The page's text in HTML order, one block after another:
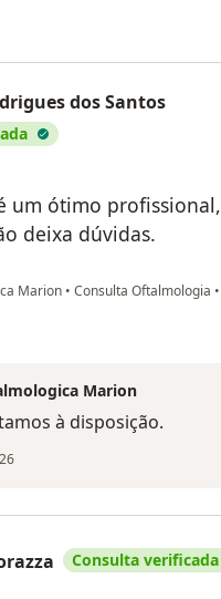
dos Santos
um ótimo profissional,
deixa dúvidas.
Marion • Consulta Oftalmologia •
Raphael Rodrigues dos Santos
Marion
à disposição.
Consulta verificada